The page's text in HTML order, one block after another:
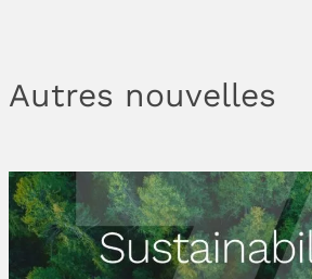
Autres nouvelles